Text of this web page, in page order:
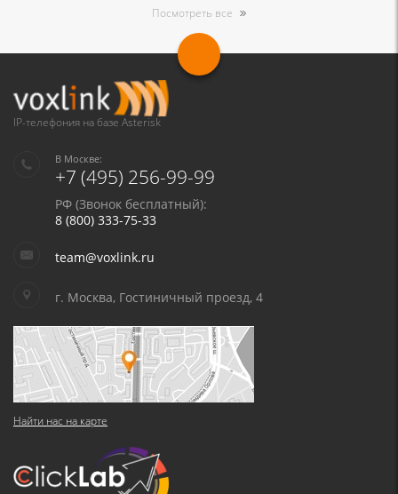
Посмотреть все
IP-телефония на базе Asterisk
В Москве:
+7 (495) 256-99-99
РФ (Звонок бесплатный):
8 (800) 333-75-33
team@voxlink.ru
г. Москва, Гостиничный проезд, 4
Найти нас на карте